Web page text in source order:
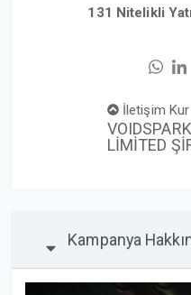
131 Nitelikli
İletişim Kur
LİMİTED
Kampanya